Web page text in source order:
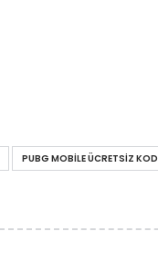
PUBG MOBILE ÜCRETSIZ KOD